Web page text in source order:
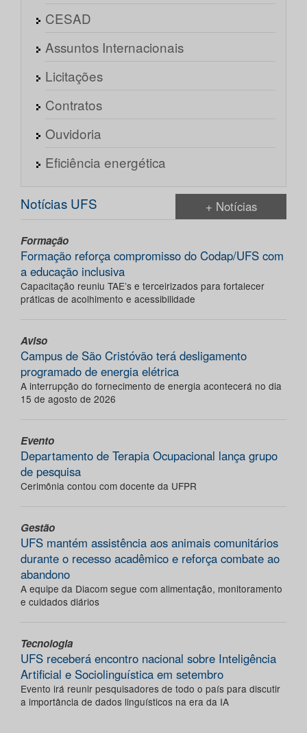
CESAD
Assuntos Internacionais
Licitações
Contratos
Ouvidoria
Eficiência energética
Notícias UFS + Notícias
Formação
Formação reforça compromisso do Codap/UFS com
a educação inclusiva
Capacitação reuniu TAE’s e terceirizados para fortalecer
práticas de acolhimento e acessibilidade
Aviso
Campus de São Cristóvão terá desligamento
programado de energia elétrica
A interrupção do fornecimento de energia acontecerá no dia
15 de agosto de 2026
Evento
Departamento de Terapia Ocupacional lança grupo
de pesquisa
Cerimônia contou com docente da UFPR
Gestão
UFS mantém assistência aos animais comunitários
durante o recesso acadêmico e reforça combate ao
abandono
A equipe da Diacom segue com alimentação, monitoramento
e cuidados diários
Tecnologia
UFS receberá encontro nacional sobre Inteligência
Artificial e Sociolinguística em setembro
Evento irá reunir pesquisadores de todo o país para discutir
a importância de dados linguísticos na era da IA